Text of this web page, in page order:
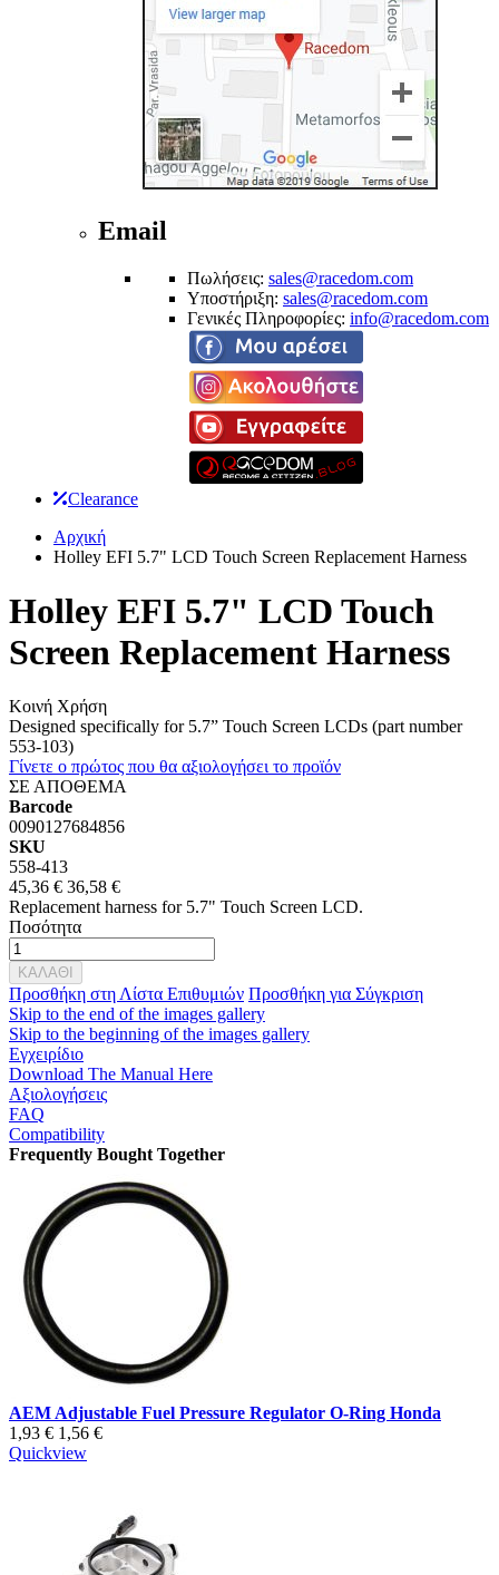
Email
Πωλήσεις: sales@racedom.com
Υποστήριξη: sales@racedom.com
Γενικές Πληροφορίες: info@racedom.com
Clearance
Αρχική
Holley EFI 5.7" LCD Touch Screen Replacement Harness
Holley EFI 5.7" LCD Touch
Screen Replacement Harness
Κοινή Χρήση
Designed specifically for 5.7” Touch Screen LCDs (part number
553-103)
Γίνετε ο πρώτος που θα αξιολογήσει το προϊόν
ΣΕ ΑΠΟΘΕΜΑ
Barcode
0090127684856
SKU
558-413
45,36 € 36,58 €
Replacement harness for 5.7" Touch Screen LCD.
Ποσότητα
ΚΑΛΑΘΙ
Προσθήκη στη Λίστα Επιθυμιών Προσθήκη για Σύγκριση
Skip to the end of the images gallery
Skip to the beginning of the images gallery
Εγχειρίδιο
Download The Manual Here
Αξιολογήσεις
FAQ
Compatibility
Frequently Bought Together
AEM Adjustable Fuel Pressure Regulator O-Ring Honda
1,93 € 1,56 €
Quickview